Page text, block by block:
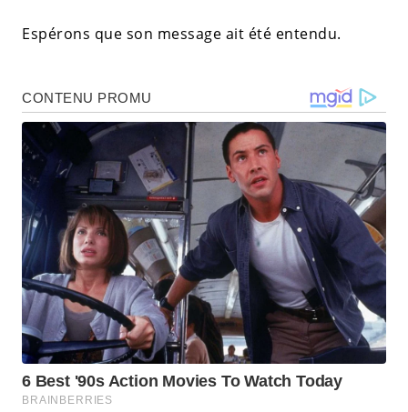
Espérons que son message ait été entendu.